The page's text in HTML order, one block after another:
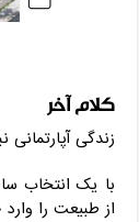
کلام آخر
زندگی
با یک انتخاب
از طبیعت را وارد